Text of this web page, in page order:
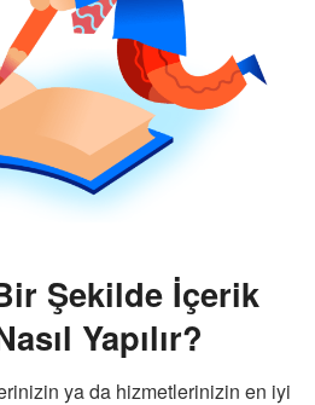
Şekilde İçerik
Yapılır?
ya da hizmetlerinizin en iyi